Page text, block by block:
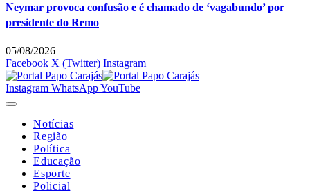
Neymar provoca confusão e é chamado de ‘vagabundo’ por
presidente do Remo
05/08/2026
Facebook X (Twitter) Instagram
Instagram WhatsAppYouTube
Notícias
Região
Política
Educação
Esporte
Policial